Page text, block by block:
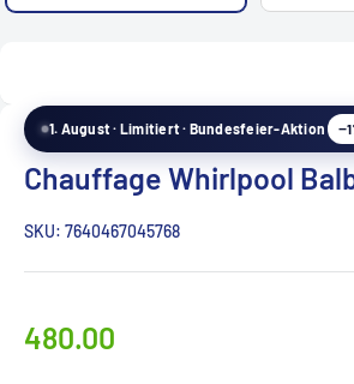
1. August · Limitiert · Bundesfeier-Aktion
Chauffage Whirlpool
SKU: 7640467045768
Prix
480.00